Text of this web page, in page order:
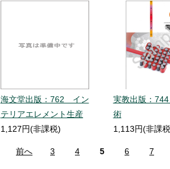
海文堂出版：762 イン
テリアエレメント生産
1,127円(非課税)
実教出版：
術
1,113円(非課
前へ 3 4 5 6 7